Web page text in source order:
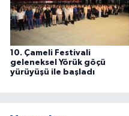
10. Çameli Festivali
geleneksel Yörük göçü
yürüyüşü ile başladı